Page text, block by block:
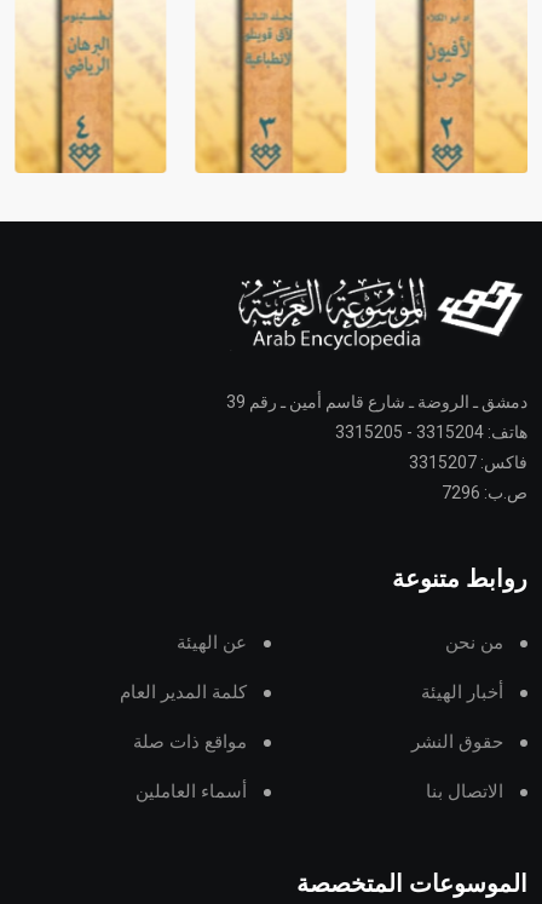
دمشق ـ الروضة ـ شارع قاسم أمين ـ رقم 39
هاتف: 3315204 - 3315205
فاكس: 3315207
ص.ب: 7296
روابط متنوعة
من نحن عن الهيئة
أخبار الهيئة كلمة المدير العام
حقوق النشر مواقع ذات صلة
الاتصال بنا أسماء العاملين
الموسوعات المتخصصة